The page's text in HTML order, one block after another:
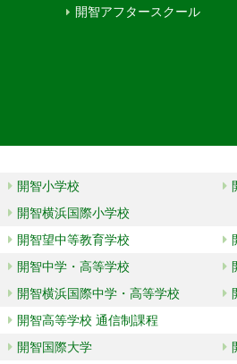
開智アフタースクール
開智小学校
開智横浜国際小学校
開智望中等教育学校
開智中学・高等学校
開智横浜国際中学・高等学校
開智高等学校 通信制課程
開智国際大学